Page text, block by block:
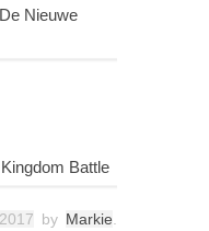
Nieuwe
Battle
by Markie